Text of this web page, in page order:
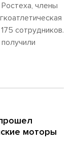
члены
сотрудников.
моторы